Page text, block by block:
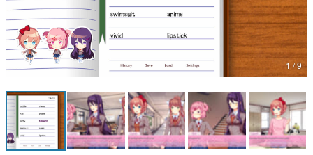
の起源や用法の変遷を、コンピューター文化史研究家・タ
イニーP氏が徹底調査。
カテゴリ
マンガ
女性向け
1 / 9